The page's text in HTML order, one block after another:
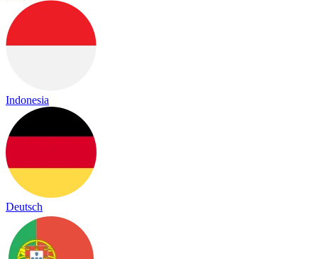
Indonesia
Deutsch